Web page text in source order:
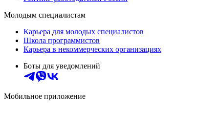
Молодым специалистам
Карьера для молодых специалистов
Школа программистов
Карьера в некоммерческих организациях
Боты для уведомлений
Мобильное приложение